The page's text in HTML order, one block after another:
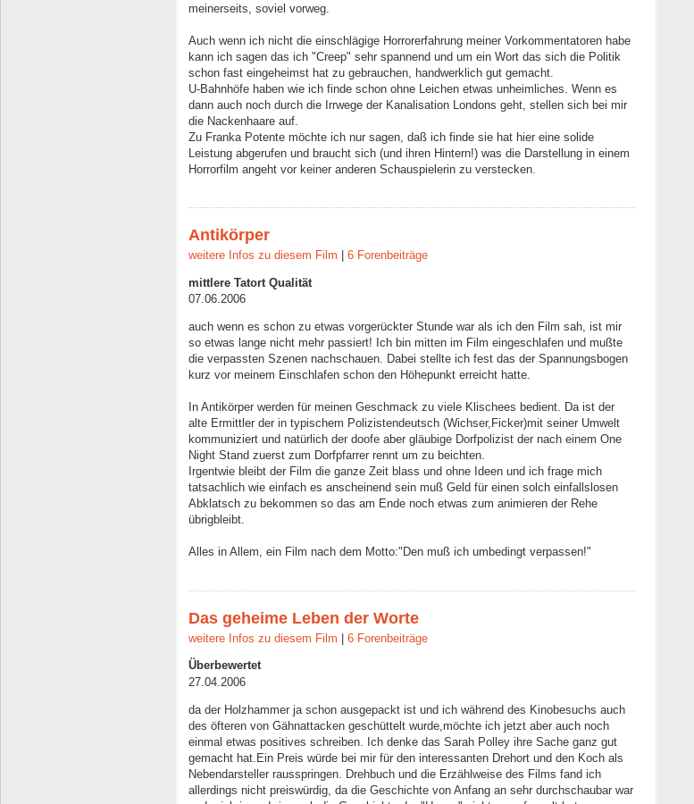
meinerseits, soviel vorweg.
Auch wenn ich nicht die einschlägige Horrorerfahrung meiner Vorkommentatoren habe
kann ich sagen das ich "Creep" sehr spannend und um ein Wort das sich die Politik
schon fast eingeheimst hat zu gebrauchen, handwerklich gut gemacht.
U-Bahnhöfe haben wie ich finde schon ohne Leichen etwas unheimliches. Wenn es
dann auch noch durch die Irrwege der Kanalisation Londons geht, stellen sich bei mir
die Nackenhaare auf.
Zu Franka Potente möchte ich nur sagen, daß ich finde sie hat hier eine solide
Leistung abgerufen und braucht sich (und ihren Hintern!) was die Darstellung in einem
Horrorfilm angeht vor keiner anderen Schauspielerin zu verstecken.
Antikörper
weitere Infos zu diesem Film 6 Forenbeiträge
mittlere Tatort Qualität
07.06.2006
auch wenn es schon zu etwas vorgerückter Stunde war als ich den Film sah, ist mir
so etwas lange nicht mehr passiert! Ich bin mitten im Film eingeschlafen und mußte
die verpassten Szenen nachschauen. Dabei stellte ich fest das der Spannungsbogen
kurz vor meinem Einschlafen schon den Höhepunkt erreicht hatte.
In Antikörper werden für meinen Geschmack zu viele Klischees bedient. Da ist der
alte Ermittler der in typischem Polizistendeutsch (Wichser,Ficker)mit seiner Umwelt
kommuniziert und natürlich der doofe aber gläubige Dorfpolizist der nach einem One
Night Stand zuerst zum Dorfpfarrer rennt um zu beichten.
Irgentwie bleibt der Film die ganze Zeit blass und ohne Ideen und ich frage mich
tatsachlich wie einfach es anscheinend sein muß Geld für einen solch einfallslosen
Abklatsch zu bekommen so das am Ende noch etwas zum animieren der Rehe
übrigbleibt.
Alles in Allem, ein Film nach dem Motto:"Den muß ich umbedingt verpassen!"
Das geheime Leben der Worte
weitere Infos zu diesem Film 6 Forenbeiträge
Überbewertet
27.04.2006
da der Holzhammer ja schon ausgepackt ist und ich während des Kinobesuchs auch
des öfteren von Gähnattacken geschüttelt wurde,möchte ich jetzt aber auch noch
einmal etwas positives schreiben. Ich denke das Sarah Polley ihre Sache ganz gut
gemacht hat.Ein Preis würde bei mir für den interessanten Drehort und den Koch als
Nebendarsteller rausspringen. Drehbuch und die Erzählweise des Films fand ich
allerdings nicht preiswürdig, da die Geschichte von Anfang an sehr durchschaubar war